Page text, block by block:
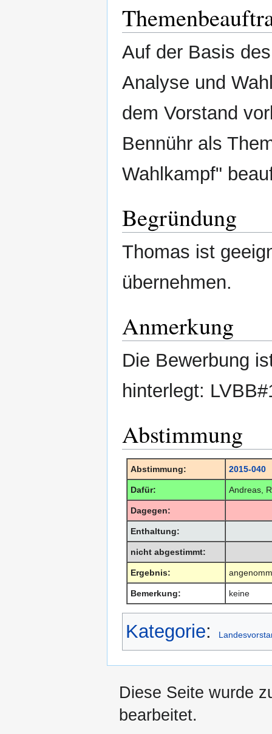
Auf der Basis
Analyse und
dem Vorstand
Bennühr als
Wahlkampf"
Begründung
Thomas ist
übernehmen.
Anmerkung
Die Bewerbung
hinterlegt:
Abstimmung
Abstimmung: 2015-040
Dafür: Andreas,
Dagegen:
Enthaltung:
nicht abgestimmt:
Ergebnis:
Bemerkung: keine
Kategorie:
Diese Seite wurde
bearbeitet.